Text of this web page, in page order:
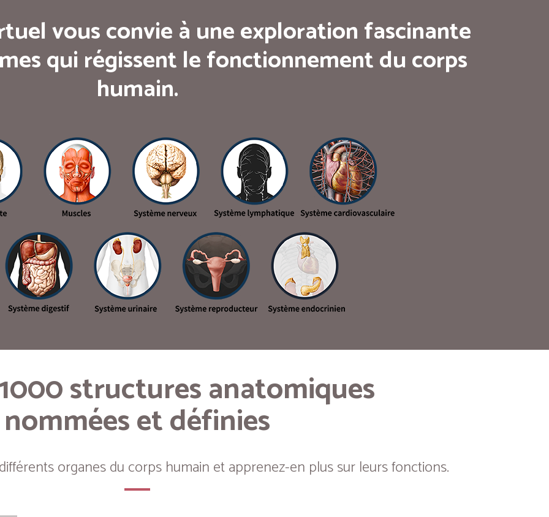
vous convie à une exploration fascinante
qui régissent le fonctionnement du corps
humain.
structures anatomiques
nommées et définies
organes du corps humain et apprenez-en plus sur leurs fonctions.